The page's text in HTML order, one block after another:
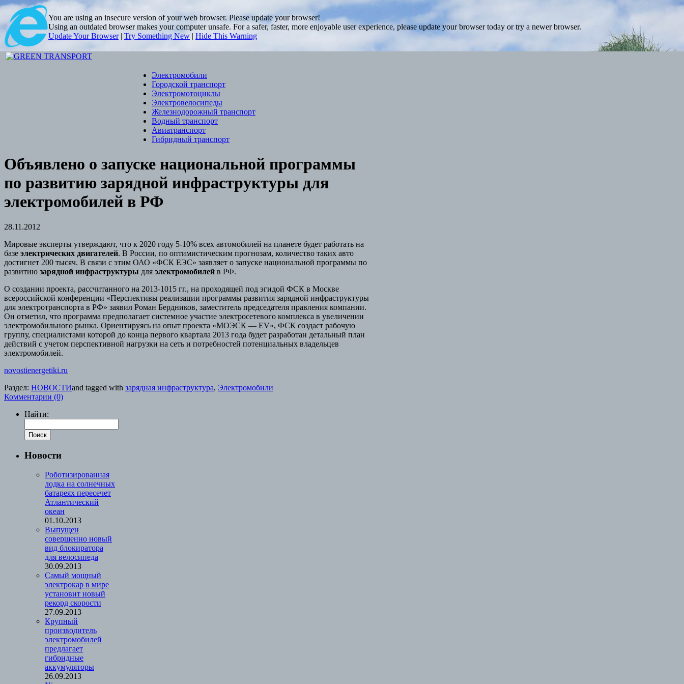
You are using an insecure version ofyour web browser. Please update your browser!
Using an outdated browser makes your computer unsafe. For a safer, faster, more enjoyable user experience, please update your browser today or try a newer browser.
Update Your Browser| Try Something New | Hide This Warning
Электромобили
Городской транспорт
Электромотоциклы
Электровелосипеды
Железнодорожный транспорт
Водный транспорт
Авиатранспорт
Гибридный транспорт
Объявлено о запуске национальной программы
по развитию зарядной инфраструктуры для
электромобилей в РФ
28.11.2012
Мировые эксперты утверждают, что к 2020 году 5-10% всех автомобилей на планете будет работать на
базе электрических двигателей. В России, по оптимистическим прогнозам, количество таких авто
достигнет 200 тысяч. В связи с этим ОАО «ФСК ЕЭС» заявляет о запуске национальной программы по
развитию зарядной инфраструктуры для электромобилей в РФ.
О создании проекта, рассчитанного на 2013-1015 гг., на проходящей под эгидой ФСК в Москве
всероссийской конференции «Перспективы реализации программы развития зарядной инфраструктуры
для электротранспорта в РФ» заявил Роман Бердников, заместитель председателя правления компании.
Он отметил, что программа предполагает системное участие электросетевого комплекса в увеличении
электромобильного рынка. Ориентируясь на опыт проекта «МОЭСК — EV», ФСК создаст рабочую
группу, специалистами которой до конца первого квартала 2013 года будет разработан детальный план
действий с учетом перспективной нагрузки на сеть и потребностей потенциальных владельцев
электромобилей.
novostienergetiki.ru
Раздел: НОВОСТИand tagged with зарядная инфраструктура, Электромобили
Комментарии (0)
Найти:
Новости
Роботизированная
лодка на солнечных
батареях пересечет
Атлантический
океан
01.10.2013
Выпущен
совершенно новый
вид блокиратора
для велосипеда
30.09.2013
Cамый мощный
электрокар в мире
установит новый
рекорд скорости
27.09.2013
Крупный
производитель
электромобилей
предлагает
гибридные
аккумуляторы
26.09.2013